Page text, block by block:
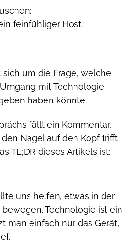
feinfühliger Host.
sich um die Frage, welche
mit Technologie
haben könnte.
fällt ein Kommentar,
Nagel auf den Kopf trifft
TL;DR dieses Artikels ist:
uns helfen, etwas in der
Technologie ist ein
man einfach nur das Gerät,